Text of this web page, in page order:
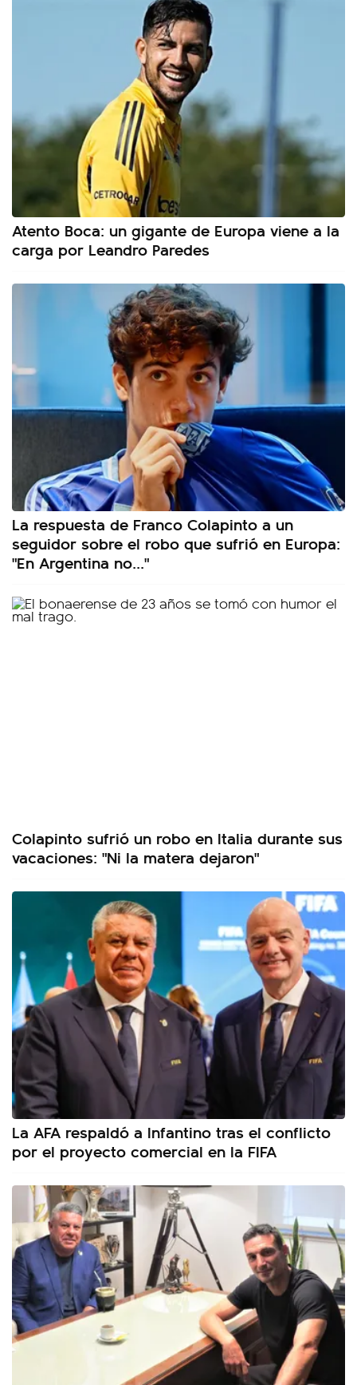
Atento Boca: un gigante de Europa viene a la
carga por Leandro Paredes
La respuesta de Franco Colapinto a un
seguidor sobre el robo que sufrió en Europa:
"En Argentina no..."
Colapinto sufrió un robo en Italia durante sus
vacaciones: "Ni la matera dejaron"
La AFA respaldó a Infantino tras el conflicto
por el proyecto comercial en la FIFA